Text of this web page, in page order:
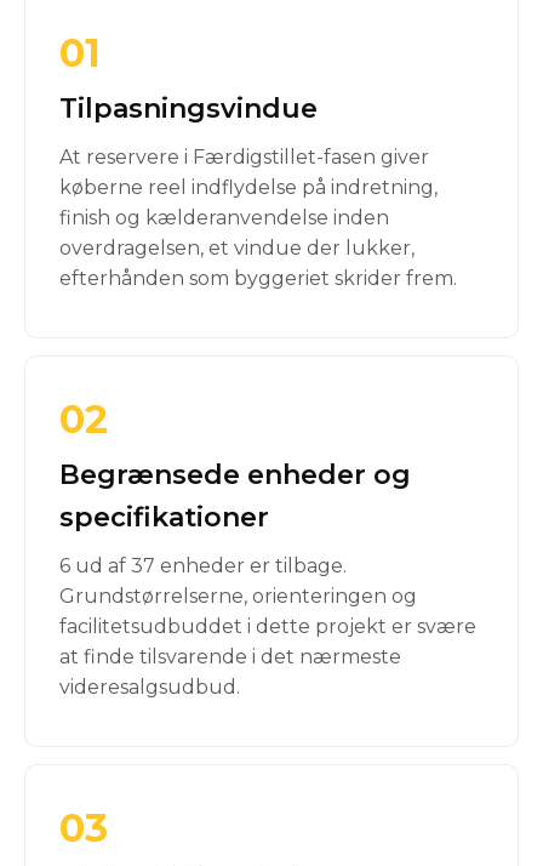
01
Tilpasningsvindue
At reservere i Færdigstillet-fasen giver
køberne reel indflydelse på indretning,
finish og kælderanvendelse inden
overdragelsen, et vindue der lukker,
efterhånden som byggeriet skrider frem.
02
Begrænsede enheder og
specifikationer
6 ud af 37 enheder er tilbage.
Grundstørrelserne, orienteringen og
facilitetsudbuddet i dette projekt er svære
at finde tilsvarende i det nærmeste
videresalgsudbud.
03